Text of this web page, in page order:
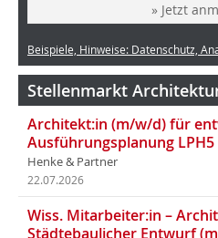
» Jetzt
Beispiele, Hinweise: Datenschutz,
Stellenmarkt
Architekt:in (m/w/d) für
Ausführungsplanung
Henke & Partner
22.07.2026
Wiss. Mitarbeiter:in –
Städtebaulicher Entwurf